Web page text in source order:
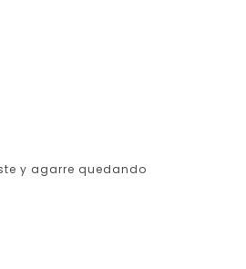
y agarre quedando